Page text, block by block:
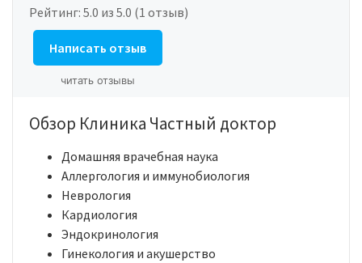
Рейтинг: 5.0 из 5.0 (1 отзыв)
Написать отзыв
читать отзывы
Обзор Клиника Частный доктор
Домашняя врачебная наука
Аллергология и иммунобиология
Неврология
Кардиология
Эндокринология
Гинекология и акушерство